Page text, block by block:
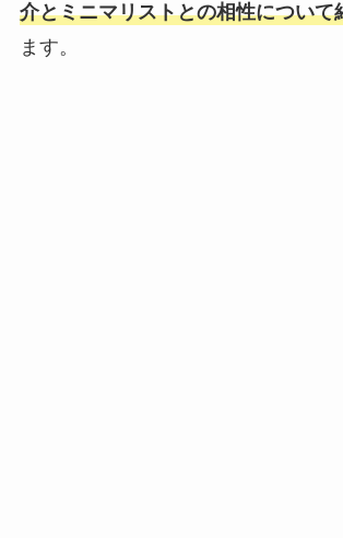
介とミニマリストとの相性について
ます。